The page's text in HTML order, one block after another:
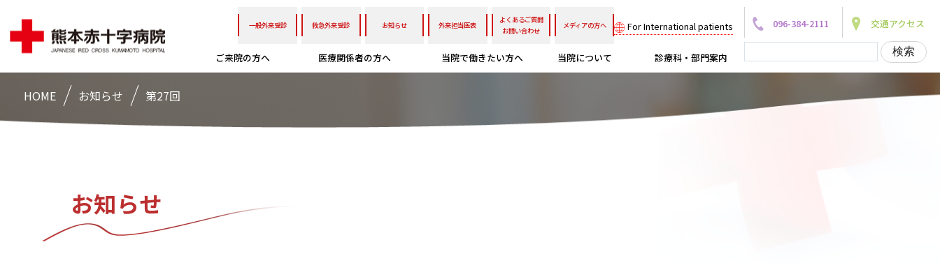
一般外来受診 救急外来受診 お知らせ 外来担当医表
よくあるご質問
お問い合わせ
メディアの方へ For International patients
ご来院の方へ 医療関係者の方へ 当院で働きたい方へ 当院について 診療科・部門案内
096-384-2111 交通アクセス
HOME お知らせ 第27回
お知らせ